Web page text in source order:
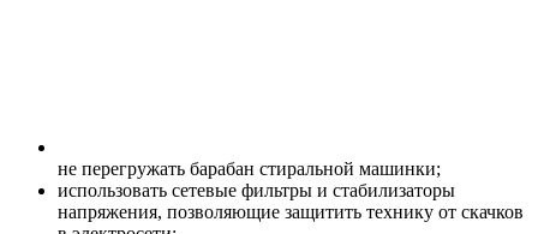
не перегружать барабан стиральной машинки;
использовать сетевые фильтры и стабилизаторы
напряжения, позволяющие защитить технику от скачков